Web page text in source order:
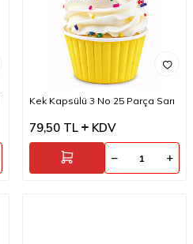
Kek Kapsülü 3 No 25 Parça Sarı
79,50 TL KDV